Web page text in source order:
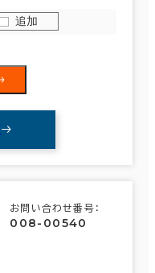
追加
お問い合わせ番号：
008-00540